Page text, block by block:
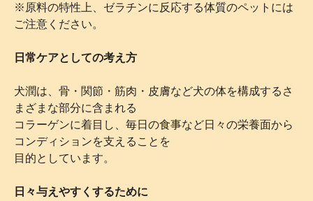
※原料の特性上、ゼラチンに反応する体質のペットには
ご注意ください。
日常ケアとしての考え方
犬潤は、骨・関節・筋肉・皮膚など犬の体を構成するさ
まざまな部分に含まれる
コラーゲンに着目し、毎日の食事など日々の栄養面から
コンディションを支えることを
目的としています。
日々与えやすくするために